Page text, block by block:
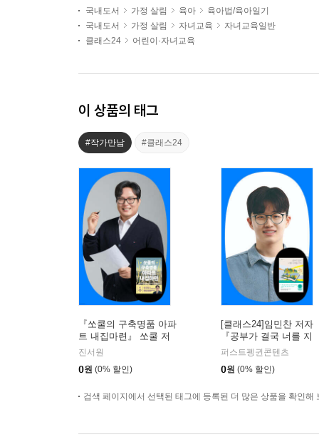
국내도서 가정 살림 육아
육아법/육아일기
국내도서
가정 살림 자녀교육
자녀교육일반
클래스24
어린이·자녀교육
이 상품의 태그
#작가만남 #클래스24
『쏘쿨의 구축명품 아파
트 내집마련』 쏘쿨 저
자 온라인 북토크
진서원
0원 (0% 할인)
[클래스24]임민찬 저자
『공부가 결국 너를 지
켜줄 거야』온라인 북토
퍼스트펭귄콘텐츠
0원 (0% 할인)
검색 페이지에서 선택된 태그에 등록된 더 많은 상품을 확인해